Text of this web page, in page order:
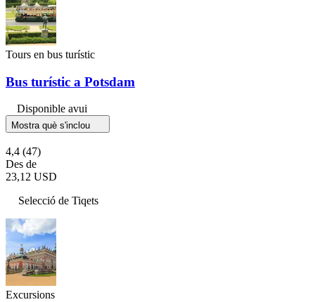
Tours en bus turístic
Bus turístic a Potsdam
Disponible avui
Mostra què s'inclou
4,4 (47)
Des de
23,12 USD
Selecció de Tiqets
Excursions